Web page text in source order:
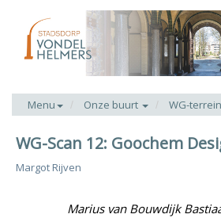
Menu Onze buurt WG-
WG-Scan 12: Goochem
Margot Rijven
Marius van Bouwdijk